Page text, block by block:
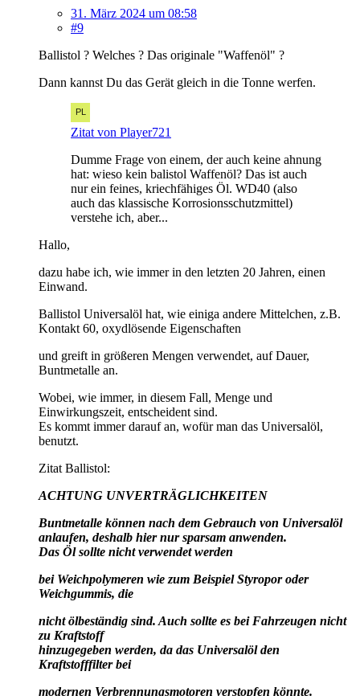
31. März 2024 um 08:58
#9
Ballistol ? Welches ? Das originale "Waffenöl" ?
Dann kannst Du das Gerät gleich in die Tonne werfen.
Zitat von Player721
Dumme Frage von einem, der auch keine ahnung
hat: wieso kein balistol Waffenöl? Das ist auch
nur ein feines, kriechfähiges Öl. WD40 (also
auch das klassische Korrosionsschutzmittel)
verstehe ich, aber...
Hallo,
dazu habe ich, wie immer in den letzten 20 Jahren, einen
Einwand.
Ballistol Universalöl hat, wie einiga andere Mittelchen, z.B.
Kontakt 60, oxydlösende Eigenschaften
und greift in größeren Mengen verwendet, auf Dauer,
Buntmetalle an.
Wobei, wie immer, in diesem Fall, Menge und
Einwirkungszeit, entscheident sind.
Es kommt immer darauf an, wofür man das Universalöl,
benutzt.
Zitat Ballistol:
ACHTUNG UNVERTRÄGLICHKEITEN
Buntmetalle können nach dem Gebrauch von Universalöl
anlaufen, deshalb hier nur sparsam anwenden.
Das Öl sollte nicht verwendet werden
bei Weichpolymeren wie zum Beispiel Styropor oder
Weichgummis, die
nicht ölbeständig sind. Auch sollte es bei Fahrzeugen nicht
zu Kraftstoff
hinzugegeben werden, da das Universalöl den
Kraftstofffilter bei
modernen Verbrennungsmotoren verstopfen könnte.